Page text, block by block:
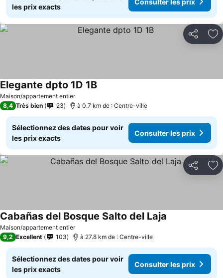
les prix exacts
Partager
Maison/appartement entier
Elegante dpto 1D 1B
8,4 Très bien 23 à 0.7 km de : Centre-ville
Sélectionnez des dates pour voir
les prix exacts
Consulter les prix
Partager
Maison/appartement entier
Cabañas del Bosque Salto del Laja
9,2 Excellent 103 à 27.8 km de : Centre-ville
Sélectionnez des dates pour voir
les prix exacts
Consulter les prix